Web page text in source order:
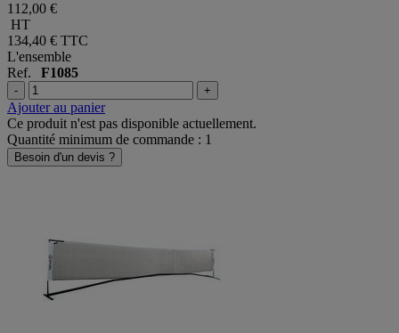
112,00 €
HT
134,40 € TTC
L'ensemble
Ref. F1085
- +
Ajouter au panier
Ce produit n'est pas disponible actuellement.
Quantité minimum de commande : 1
Besoin d'un devis ?